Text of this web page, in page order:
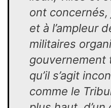
ont
et à l’ampleur
militaires
gouvernement
qu’il s’agit
comme le